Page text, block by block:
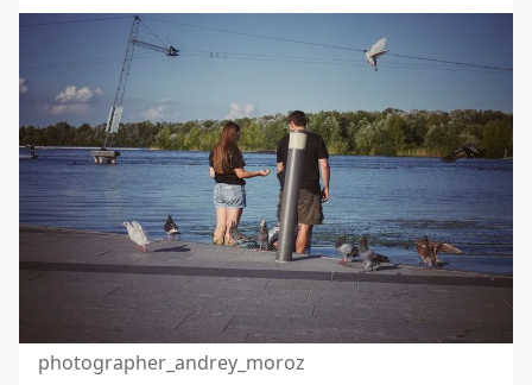
photographer_andrey_moroz